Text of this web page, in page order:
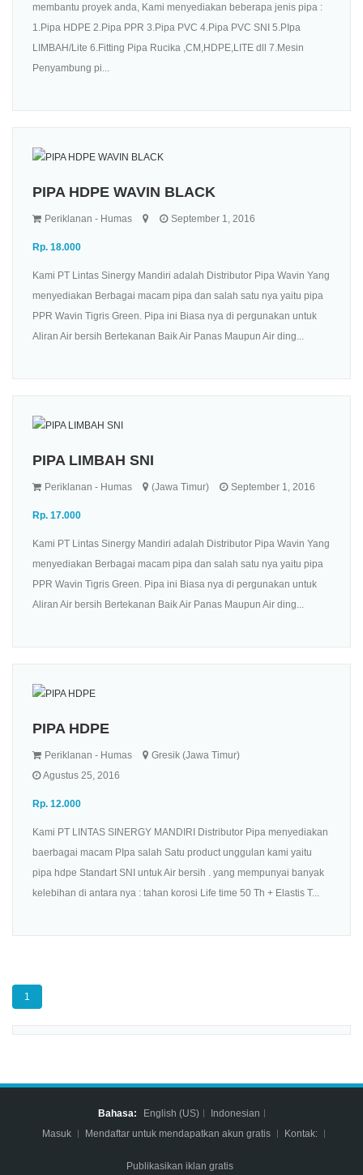
membantu proyek anda, Kami menyediakan beberapa jenis pipa :
1.Pipa HDPE 2.Pipa PPR 3.Pipa PVC 4.Pipa PVC SNI 5.PIpa
LIMBAH/Lite 6.Fitting Pipa Rucika ,CM,HDPE,LITE dll 7.Mesin
Penyambung pi...
PIPA HDPE WAVIN BLACK
Periklanan - Humas September 1, 2016
Rp. 18.000
Kami PT Lintas Sinergy Mandiri adalah Distributor Pipa Wavin Yang
menyediakan Berbagai macam pipa dan salah satu nya yaitu pipa
PPR Wavin Tigris Green. Pipa ini Biasa nya di pergunakan untuk
Aliran Air bersih Bertekanan Baik Air Panas Maupun Air ding...
PIPA LIMBAH SNI
Periklanan - Humas (Jawa Timur) September 1, 2016
Rp. 17.000
Kami PT Lintas Sinergy Mandiri adalah Distributor Pipa Wavin Yang
menyediakan Berbagai macam pipa dan salah satu nya yaitu pipa
PPR Wavin Tigris Green. Pipa ini Biasa nya di pergunakan untuk
Aliran Air bersih Bertekanan Baik Air Panas Maupun Air ding...
PIPA HDPE
Periklanan - Humas
Gresik (Jawa Timur)
Agustus 25, 2016
Rp. 12.000
Kami PT LINTAS SINERGY MANDIRI Distributor Pipa menyediakan
baerbagai macam PIpa salah Satu product unggulan kami yaitu
pipa hdpe Standart SNI untuk Air bersih . yang mempunyai banyak
kelebihan di antara nya : tahan korosi Life time 50 Th + Elastis T...
1
Bahasa: English (US)
Indonesian
Masuk
Mendaftar untuk mendapatkan akun gratis Kontak:
Publikasikan iklan gratis